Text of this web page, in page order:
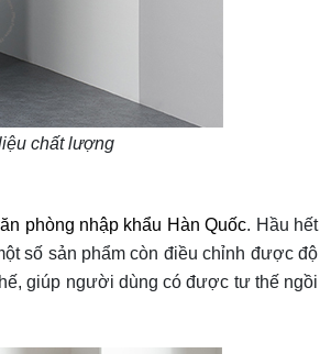
chất lượng
phòng nhập khẩu Hàn Quốc. Hầu hết
số sản phẩm còn điều chỉnh được độ
giúp người dùng có được tư thế ngồi